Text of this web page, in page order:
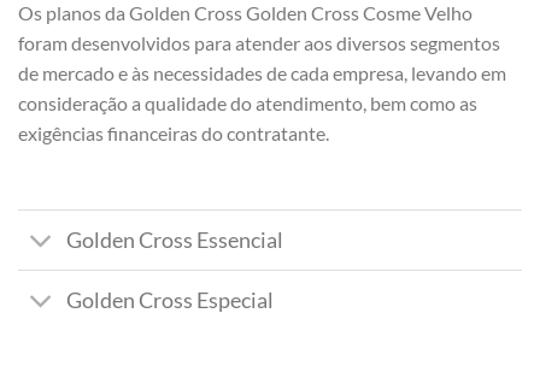
Os planos da Golden Cross Golden Cross Cosme Velho
foram desenvolvidos para atender aos diversos segmentos
de mercado e às necessidades de cada empresa, levando em
consideração a qualidade do atendimento, bem como as
exigências financeiras do contratante.
Golden Cross Essencial
Golden Cross Especial